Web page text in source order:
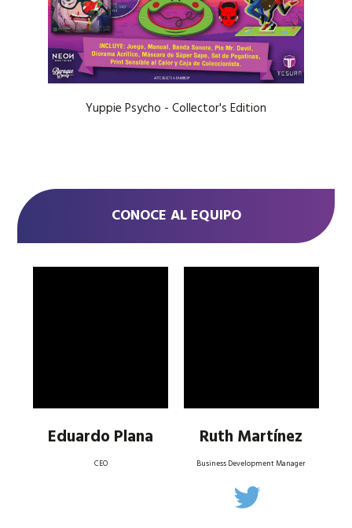
Yuppie Psycho - Collector's Edition
CONOCE AL EQUIPO
Eduardo Plana
CEO
Ruth Martínez
Business Development Manager